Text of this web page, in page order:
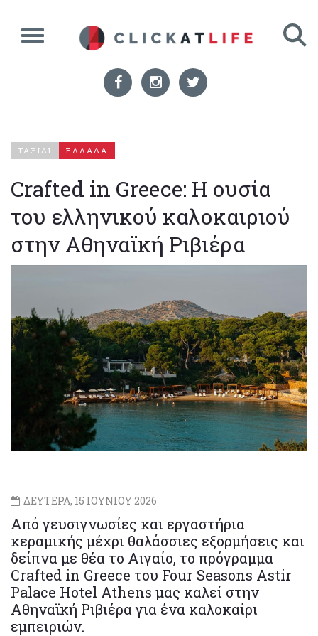
ΤΑΞΙΔΙ ΕΛΛΑΔΑ
Crafted in Greece: Η ουσία
του ελληνικού καλοκαιριού
στην Αθηναϊκή Ριβιέρα
ΔΕΥΤΕΡΑ, 15 ΙΟΥΝΙΟΥ 2026
Από γευσιγνωσίες και εργαστήρια
κεραμικής μέχρι θαλάσσιες εξορμήσεις και
δείπνα με θέα το Αιγαίο, το πρόγραμμα
Crafted in Greece του Four Seasons Astir
Palace Hotel Athens μας καλεί στην
Αθηναϊκή Ριβιέρα για ένα καλοκαίρι
εμπειριών.